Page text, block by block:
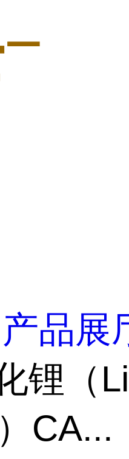
产品展
锂（
CA...